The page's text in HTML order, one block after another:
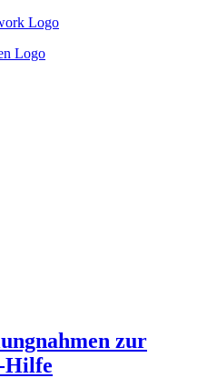
zur
Hilfe